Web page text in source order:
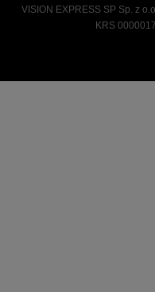
VISION EXPRESS SP Sp. z
KRS